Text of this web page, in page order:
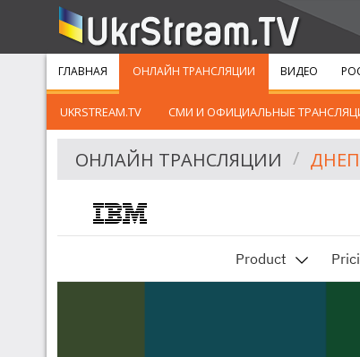
ГЛАВНАЯ ОНЛАЙН ТРАНСЛЯЦИИ
UKRSTREAM.TV СМИ И ОФИЦИАЛЬНЫЕ
ВИДЕО
ОНЛАЙН ТРАНСЛЯЦИИ